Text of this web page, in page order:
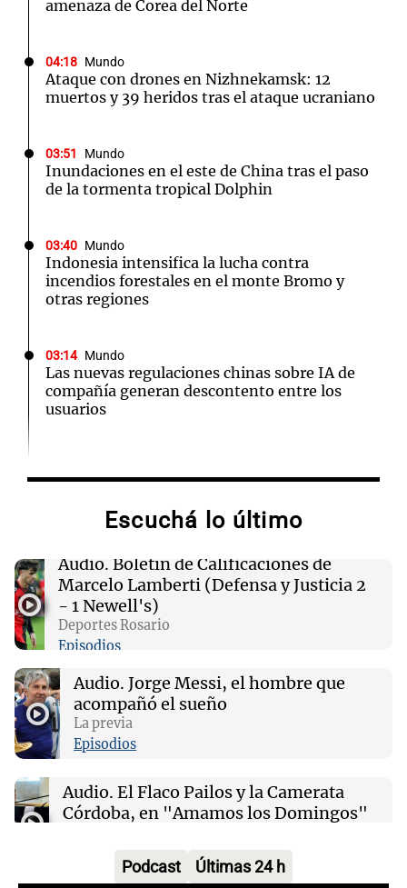
amenaza de Corea del Norte
04:18 Mundo
Ataque con drones en Nizhnekamsk: 12
muertos y 39 heridos tras el ataque ucraniano
03:51 Mundo
Inundaciones en el este de China tras el paso
de la tormenta tropical Dolphin
03:40 Mundo
Indonesia intensifica la lucha contra
incendios forestales en el monte Bromo y
otras regiones
03:14 Mundo
Las nuevas regulaciones chinas sobre IA de
compañía generan descontento entre los
usuarios
Congreso de EEUU investiga la deportación de
02:03 Tecnología
King's Cross: De barrio marginal a centro
neurálgico de la inteligencia artificial
01:31 Ciencia
Estudio revela diferencias sorprendentes en la
salud entre vino, cerveza y licores
00:32 Clima
Clima en Salta: cómo estará el tiempo este
lunes 10 de agosto
Escuchá lo último
Audio. Boletín de Calificaciones de
Marcelo Lamberti (Defensa y Justicia 2
- 1 Newell's)
Deportes Rosario
Episodios
Audio. Jorge Messi, el hombre que
acompañó el sueño
La previa
Episodios
Audio. El Flaco Pailos y la Camerata
Córdoba, en "Amamos los Domingos"
Episodios
Podcast Últimas 24 h